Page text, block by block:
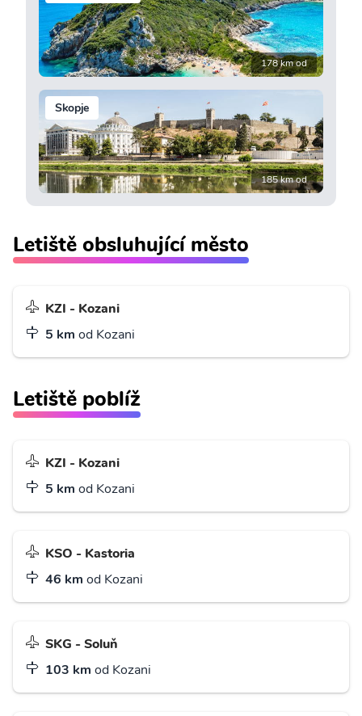
178 km od
Skopje
185 km od
Letiště obsluhující město
KZI - Kozani
5 km od Kozani
Letiště poblíž
KZI - Kozani
5 km od Kozani
KSO - Kastoria
46 km od Kozani
SKG - Soluň
103 km od Kozani